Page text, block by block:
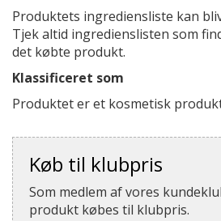
Produktets ingrediensliste kan
Tjek altid ingredienslisten som
det købte produkt.
Klassificeret som
Produktet er et kosmetisk
Køb til klubpris
Som medlem af vores
produkt købes til klubpris.